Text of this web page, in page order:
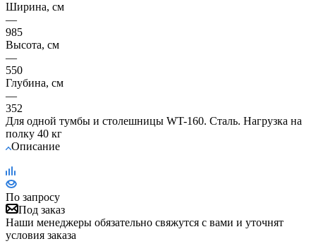
Ширина, см
—
985
Высота, см
—
550
Глубина, см
—
352
Для одной тумбы и столешницы WT-160. Сталь. Нагрузка на
полку 40 кг
Описание
По запросу
Под заказ
Наши менеджеры обязательно свяжутся с вами и уточнят
условия заказа